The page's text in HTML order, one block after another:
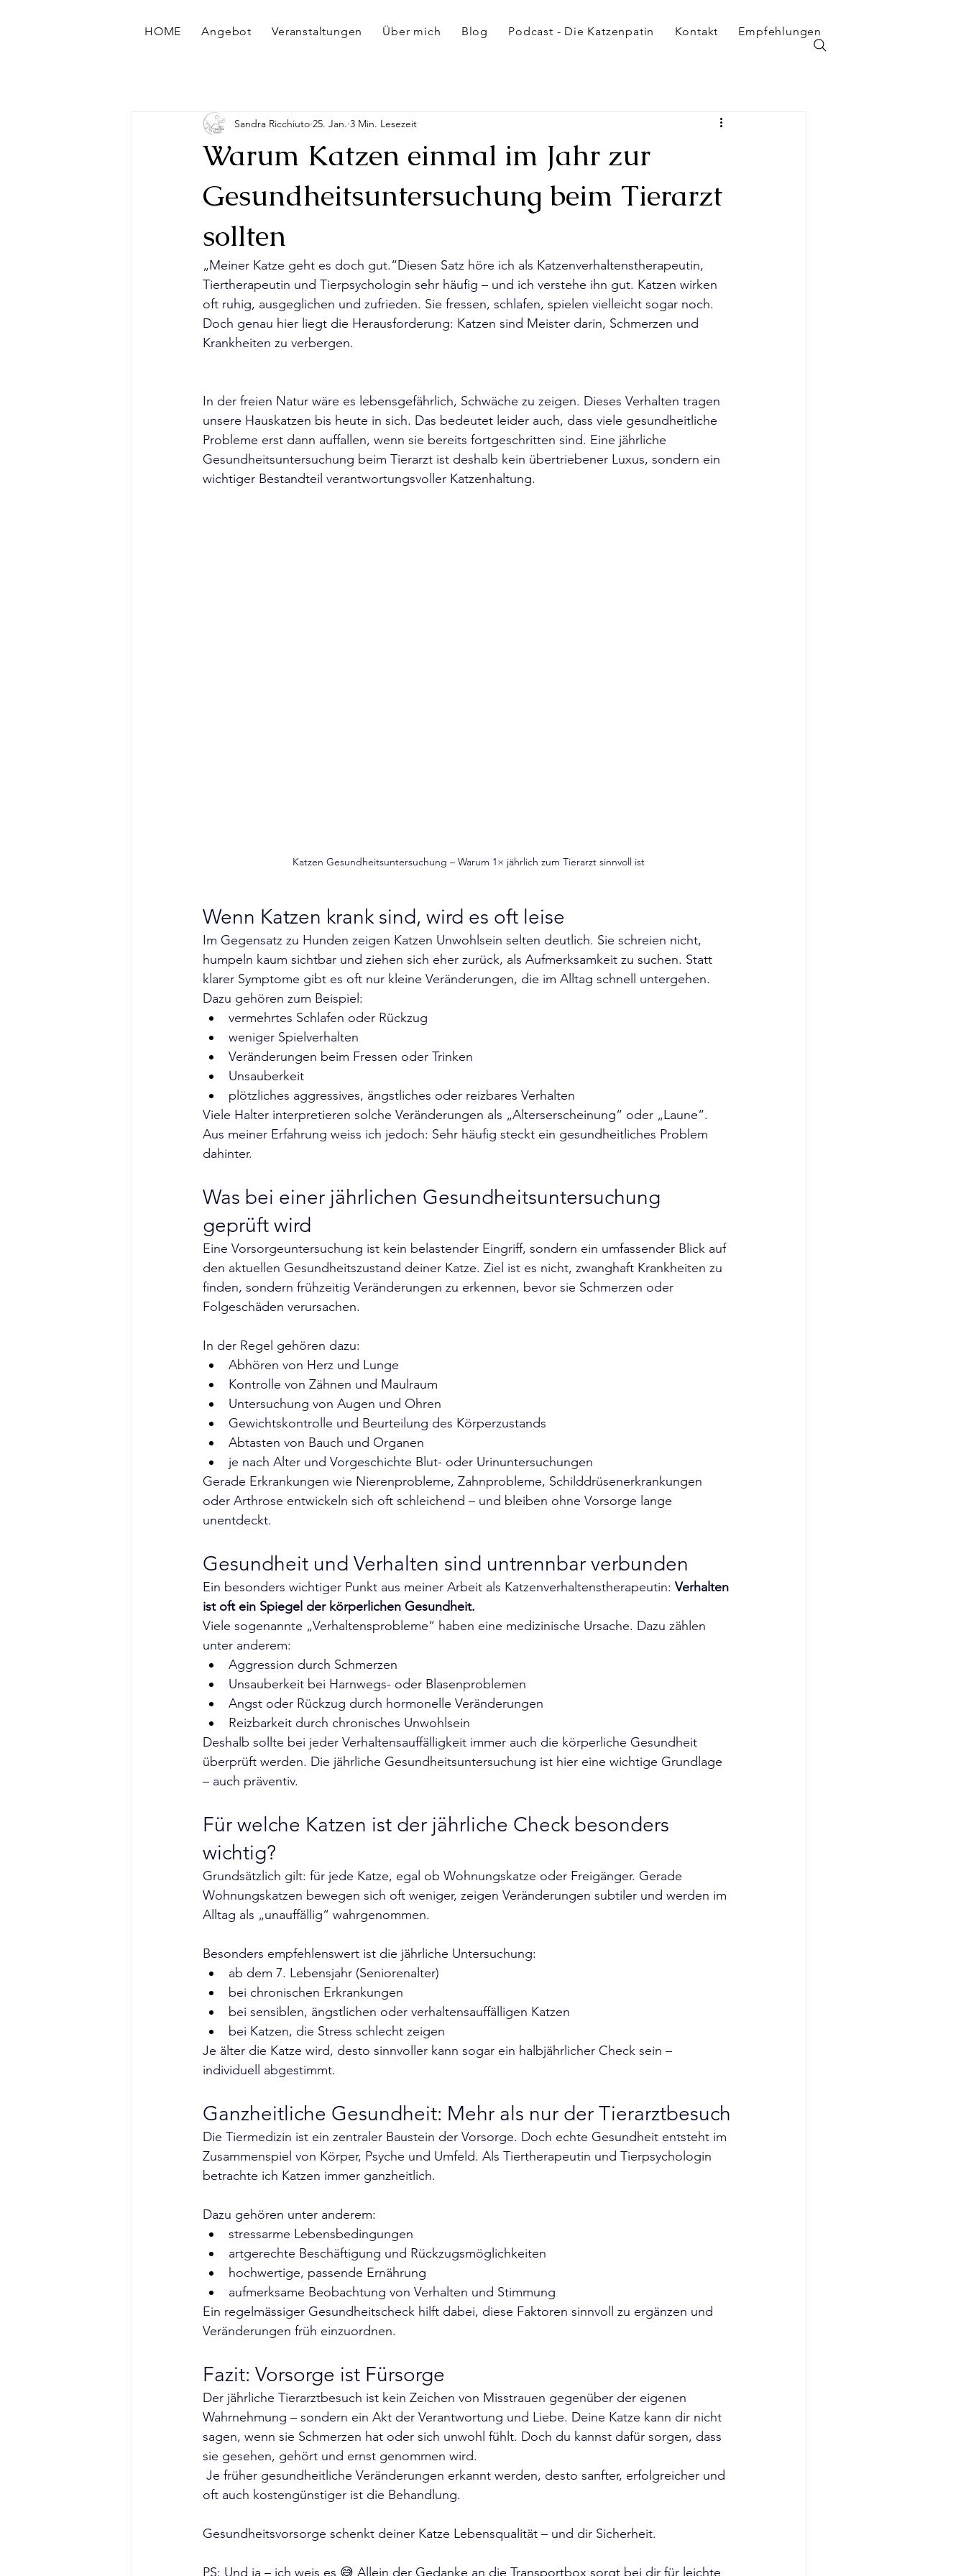
HOME Angebot Veranstaltungen Über mich Blog Podcast - Die Katzenpatin Kontakt Empfehlungen
Warum Katzen einmal im Jahr zur
Gesundheitsuntersuchung beim Tierarzt
sollten
Sandra Ricchiuto 25. Jan. 3 Min. Lesezeit
„Meiner Katze geht es doch gut.“Diesen Satz höre ich als Katzenverhaltenstherapeutin,
Tiertherapeutin und Tierpsychologin sehr häufig – und ich verstehe ihn gut. Katzen wirken
oft ruhig, ausgeglichen und zufrieden. Sie fressen, schlafen, spielen vielleicht sogar noch.
Doch genau hier liegt die Herausforderung: Katzen sind Meister darin, Schmerzen und
Krankheiten zu verbergen.
In der freien Natur wäre es lebensgefährlich, Schwäche zu zeigen. Dieses Verhalten tragen
unsere Hauskatzen bis heute in sich. Das bedeutet leider auch, dass viele gesundheitliche
Probleme erst dann auffallen, wenn sie bereits fortgeschritten sind. Eine jährliche
Gesundheitsuntersuchung beim Tierarzt ist deshalb kein übertriebener Luxus, sondern ein
wichtiger Bestandteil verantwortungsvoller Katzenhaltung.
Katzen Gesundheitsuntersuchung – Warum 1× jährlich zum Tierarzt sinnvoll ist
Wenn Katzen krank sind, wird es oft leise
Im Gegensatz zu Hunden zeigen Katzen Unwohlsein selten deutlich. Sie schreien nicht,
humpeln kaum sichtbar und ziehen sich eher zurück, als Aufmerksamkeit zu suchen. Statt
klarer Symptome gibt es oft nur kleine Veränderungen, die im Alltag schnell untergehen.
Dazu gehören zum Beispiel:
vermehrtes Schlafen oder Rückzug
weniger Spielverhalten
Veränderungen beim Fressen oder Trinken
Unsauberkeit
plötzliches aggressives, ängstliches oder reizbares Verhalten
Viele Halter interpretieren solche Veränderungen als „Alterserscheinung“ oder „Laune“.
Aus meiner Erfahrung weiss ich jedoch: Sehr häufig steckt ein gesundheitliches Problem
dahinter.
Was bei einer jährlichen Gesundheitsuntersuchung
geprüft wird
Eine Vorsorgeuntersuchung ist kein belastender Eingriff, sondern ein umfassender Blick auf
den aktuellen Gesundheitszustand deiner Katze. Ziel ist es nicht, zwanghaft Krankheiten zu
finden, sondern frühzeitig Veränderungen zu erkennen, bevor sie Schmerzen oder
Folgeschäden verursachen.
In der Regel gehören dazu:
Abhören von Herz und Lunge
Kontrolle von Zähnen und Maulraum
Untersuchung von Augen und Ohren
Gewichtskontrolle und Beurteilung des Körperzustands
Abtasten von Bauch und Organen
je nach Alter und Vorgeschichte Blut- oder Urinuntersuchungen
Gerade Erkrankungen wie Nierenprobleme, Zahnprobleme, Schilddrüsenerkrankungen
oder Arthrose entwickeln sich oft schleichend – und bleiben ohne Vorsorge lange
unentdeckt.
Gesundheit und Verhalten sind untrennbar verbunden
Ein besonders wichtiger Punkt aus meiner Arbeit als Katzenverhaltenstherapeutin: Verhalten
ist oft ein Spiegel der körperlichen Gesundheit.
Viele sogenannte „Verhaltensprobleme“ haben eine medizinische Ursache. Dazu zählen
unter anderem:
Aggression durch Schmerzen
Unsauberkeit bei Harnwegs- oder Blasenproblemen
Angst oder Rückzug durch hormonelle Veränderungen
Reizbarkeit durch chronisches Unwohlsein
Deshalb sollte bei jeder Verhaltensauffälligkeit immer auch die körperliche Gesundheit
überprüft werden. Die jährliche Gesundheitsuntersuchung ist hier eine wichtige Grundlage
– auch präventiv.
Für welche Katzen ist der jährliche Check besonders
wichtig?
Grundsätzlich gilt: für jede Katze, egal ob Wohnungskatze oder Freigänger. Gerade
Wohnungskatzen bewegen sich oft weniger, zeigen Veränderungen subtiler und werden im
Alltag als „unauffällig“ wahrgenommen.
Besonders empfehlenswert ist die jährliche Untersuchung:
ab dem 7. Lebensjahr (Seniorenalter)
bei chronischen Erkrankungen
bei sensiblen, ängstlichen oder verhaltensauffälligen Katzen
bei Katzen, die Stress schlecht zeigen
Je älter die Katze wird, desto sinnvoller kann sogar ein halbjährlicher Check sein –
individuell abgestimmt.
Ganzheitliche Gesundheit: Mehr als nur der Tierarztbesuch
Die Tiermedizin ist ein zentraler Baustein der Vorsorge. Doch echte Gesundheit entsteht im
Zusammenspiel von Körper, Psyche und Umfeld. Als Tiertherapeutin und Tierpsychologin
betrachte ich Katzen immer ganzheitlich.
Dazu gehören unter anderem:
stressarme Lebensbedingungen
artgerechte Beschäftigung und Rückzugsmöglichkeiten
hochwertige, passende Ernährung
aufmerksame Beobachtung von Verhalten und Stimmung
Ein regelmässiger Gesundheitscheck hilft dabei, diese Faktoren sinnvoll zu ergänzen und
Veränderungen früh einzuordnen.
Fazit: Vorsorge ist Fürsorge
Der jährliche Tierarztbesuch ist kein Zeichen von Misstrauen gegenüber der eigenen
Wahrnehmung – sondern ein Akt der Verantwortung und Liebe. Deine Katze kann dir nicht
sagen, wenn sie Schmerzen hat oder sich unwohl fühlt. Doch du kannst dafür sorgen, dass
sie gesehen, gehört und ernst genommen wird.
oft auch kostengünstiger ist die Behandlung.
Gesundheitsvorsorge schenkt deiner Katze Lebensqualität – und dir Sicherheit.
PS: Und ja – ich weis es 😅 Allein der Gedanke an die Transportbox sorgt bei dir für leichte